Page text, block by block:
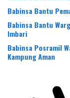
Babinsa Bantu
Babinsa Bantu
Imbari
Babinsa Posramil
Kampung Aman